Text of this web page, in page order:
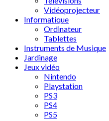
Vidéoprojecteur
Informatique
Ordinateur
Tablettes
Instruments de Musique
Jardinage
Jeux vidéo
Nintendo
Playstation
PS3
PS4
PS5